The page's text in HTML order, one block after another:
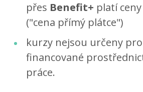
přes Benefit+ platí
("cena přímý plátce")
kurzy nejsou určeny
financované
práce.